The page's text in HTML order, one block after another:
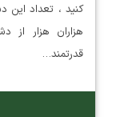
کنید ، تعداد این
قدرتمند…